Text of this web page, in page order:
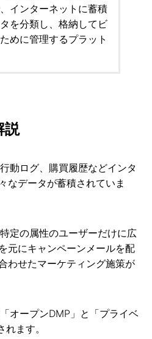
インターネットに蓄積
を分類し、格納してビ
めに管理するプラット
説
動ログ、購買履歴などインタ
なデータが蓄積されていま
定の属性のユーザーだけに広
元にキャンペーンメールを配
わせたマーケティング施策が
オープンDMP」と「プライベ
ます。